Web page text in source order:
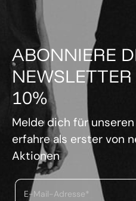
ABONNIERE
10%
Melde dich für
erfahre als erster von
Aktionen
E-Mail-Adresse*